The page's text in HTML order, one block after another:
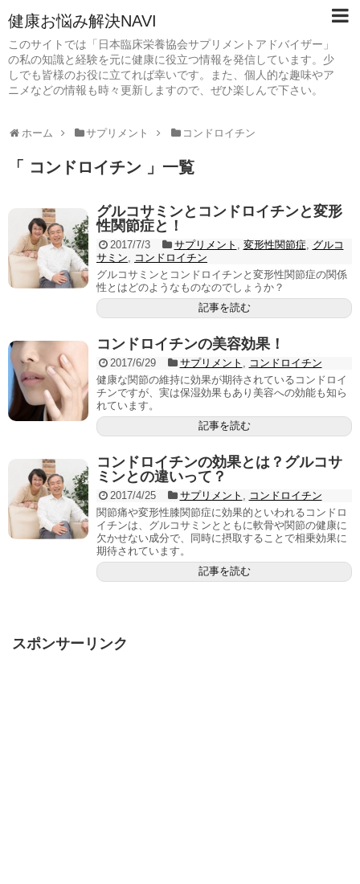
健康お悩み解決NAVI
このサイトでは「日本臨床栄養協会サプリメントアドバイザー」
の私の知識と経験を元に健康に役立つ情報を発信しています。少
しでも皆様のお役に立てれば幸いです。また、個人的な趣味やア
ニメなどの情報も時々更新しますので、ぜひ楽しんで下さい。
ホーム サプリメント コンドロイチン
「 コンドロイチン 」一覧
グルコサミンとコンドロイチンと変形
性関節症と！
2017/7/3 サプリメント , 変形性関節症, グルコ
サミン, コンドロイチン
グルコサミンとコンドロイチンと変形性関節症の関係
性とはどのようなものなのでしょうか？
記事を読む
コンドロイチンの美容効果！
2017/6/29 サプリメント , コンドロイチン
健康な関節の維持に効果が期待されているコンドロイ
チンですが、実は保湿効果もあり美容への効能も知ら
れています。
記事を読む
コンドロイチンの効果とは？グルコサ
ミンとの違いって？
2017/4/25 サプリメント , コンドロイチン
関節痛や変形性膝関節症に効果的といわれるコンドロ
イチンは、グルコサミンとともに軟骨や関節の健康に
欠かせない成分で、同時に摂取することで相乗効果に
期待されています。
記事を読む
スポンサーリンク